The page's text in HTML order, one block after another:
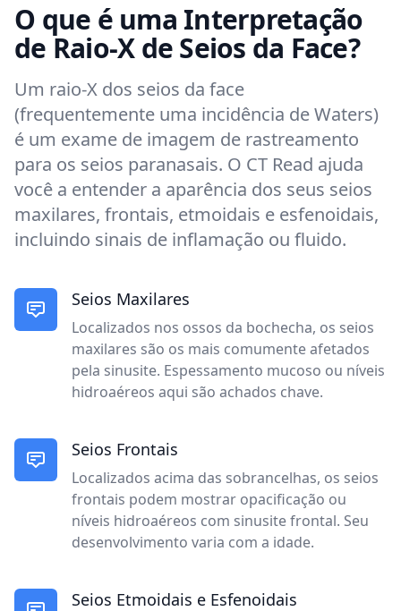
O que é uma Interpretação
de Raio-X de Seios da Face?
Um raio-X dos seios da face
(frequentemente uma incidência de Waters)
é um exame de imagem de rastreamento
para os seios paranasais. O CT Read ajuda
você a entender a aparência dos seus seios
maxilares, frontais, etmoidais e esfenoidais,
incluindo sinais de inflamação ou fluido.
Seios Maxilares
Localizados nos ossos da bochecha, os seios
maxilares são os mais comumente afetados
pela sinusite. Espessamento mucoso ou níveis
hidroaéreos aqui são achados chave.
Seios Frontais
Localizados acima das sobrancelhas, os seios
frontais podem mostrar opacificação ou
níveis hidroaéreos com sinusite frontal. Seu
desenvolvimento varia com a idade.
Seios Etmoidais e Esfenoidais